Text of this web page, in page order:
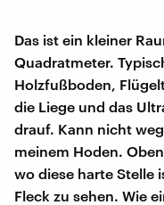
Das ist ein kleiner
Quadratmeter.
Holzfußboden,
die Liege und das
drauf. Kann nicht
meinem Hoden.
wo diese harte Stelle
Fleck zu sehen. Wie